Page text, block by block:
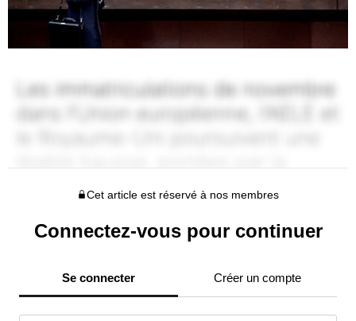
Cet article est réservé à nos membres
Connectez-vous pour continuer
Se connecter Créer un compte